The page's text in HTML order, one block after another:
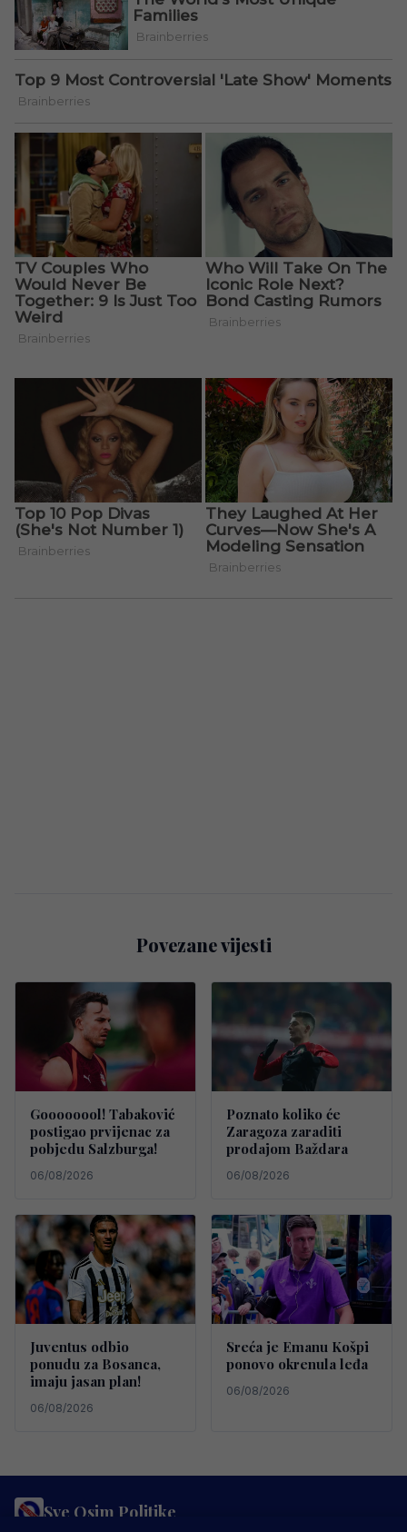
Povezane vijesti
Goooooool! Tabaković
postigao prvijenac za
pobjedu Salzburga!
06/08/2026
Poznato koliko će
Zaragoza zaraditi
prodajom Baždara
06/08/2026
Juventus odbio
ponudu za Bosanca,
imaju jasan plan!
06/08/2026
Sreća je Emanu Košpi
ponovo okrenula leđa
06/08/2026
Sve Osim Politike